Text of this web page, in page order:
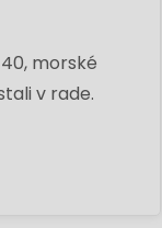
morské
v rade.